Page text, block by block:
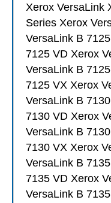
Xerox VersaLink
Series Xerox
VersaLink B
7125 VD Xerox
VersaLink B
7125 VX Xerox
VersaLink B
7130 VD Xerox
VersaLink B
7130 VX Xerox
VersaLink B
7135 VD Xerox
VersaLink B